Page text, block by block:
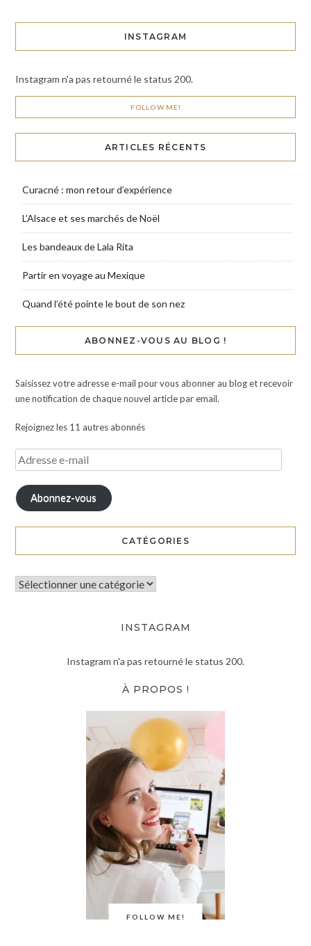
INSTAGRAM
Instagram n'a pas retourné le status 200.
FOLLOW ME!
ARTICLES RÉCENTS
Curacné : mon retour d’expérience
L’Alsace et ses marchés de Noël
Les bandeaux de Lala Rita
Partir en voyage au Mexique
Quand l’été pointe le bout de son nez
ABONNEZ-VOUS AU BLOG !
Saisissez votre adresse e-mail pour vous abonner au blog et recevoir
une notification de chaque nouvel article par email.
Rejoignez les 11 autres abonnés
Abonnez-vous
CATÉGORIES
INSTAGRAM
Instagram n'a pas retourné le status 200.
FOLLOW ME!
À PROPOS !